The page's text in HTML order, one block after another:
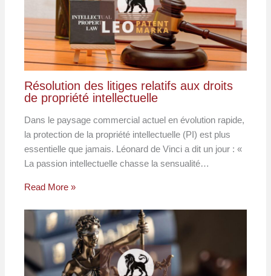
Résolution des litiges relatifs aux droits
de propriété intellectuelle
Dans le paysage commercial actuel en évolution rapide,
la protection de la propriété intellectuelle (PI) est plus
essentielle que jamais. Léonard de Vinci a dit un jour : «
La passion intellectuelle chasse la sensualité…
Read More »